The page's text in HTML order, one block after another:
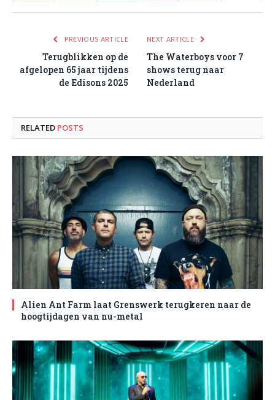
PREVIOUS ARTICLE
Terugblikken op de
afgelopen 65 jaar tijdens
de Edisons 2025
NEXT ARTICLE
The Waterboys voor 7
shows terug naar
Nederland
RELATED POSTS
Alien Ant Farm laat Grenswerk terugkeren naar de
hoogtijdagen van nu-metal